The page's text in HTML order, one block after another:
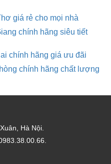
giá rẻ cho mọi nhà
chính hãng siêu tiết
chính hãng giá ưu đãi
chính hãng chất lượng
Hà Nội.